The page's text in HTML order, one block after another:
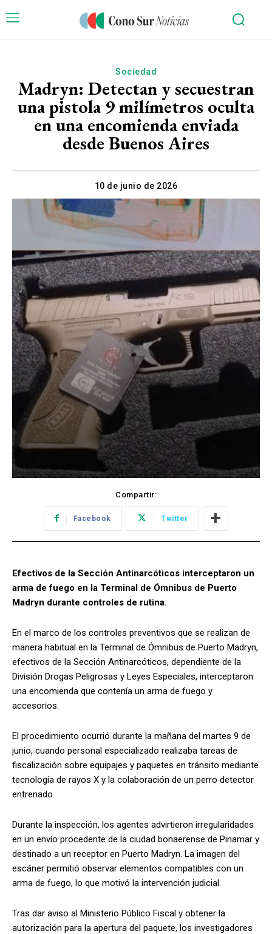
Sociedad
Madryn: Detectan y secuestran
una pistola 9 milímetros oculta
en una encomienda enviada
desde Buenos Aires
10 de junio de 2026
Compartir:
Facebook Twitter
Efectivos de la Sección Antinarcóticos interceptaron un
arma de fuego en la Terminal de Ómnibus de Puerto
Madryn durante controles de rutina.
En el marco de los controles preventivos que se realizan de
manera habitual en la Terminal de Ómnibus de Puerto Madryn,
efectivos de la Sección Antinarcóticos, dependiente de la
División Drogas Peligrosas y Leyes Especiales, interceptaron
una encomienda que contenía un arma de fuego y
accesorios.
El procedimiento ocurrió durante la mañana del martes 9 de
junio, cuando personal especializado realizaba tareas de
fiscalización sobre equipajes y paquetes en tránsito mediante
tecnología de rayos X y la colaboración de un perro detector
entrenado.
Durante la inspección, los agentes advirtieron irregularidades
en un envío procedente de la ciudad bonaerense de Pinamar y
destinado a un receptor en Puerto Madryn. La imagen del
escáner permitió observar elementos compatibles con un
arma de fuego, lo que motivó la intervención judicial.
Tras dar aviso al Ministerio Público Fiscal y obtener la
autorización para la apertura del paquete, los investigadores